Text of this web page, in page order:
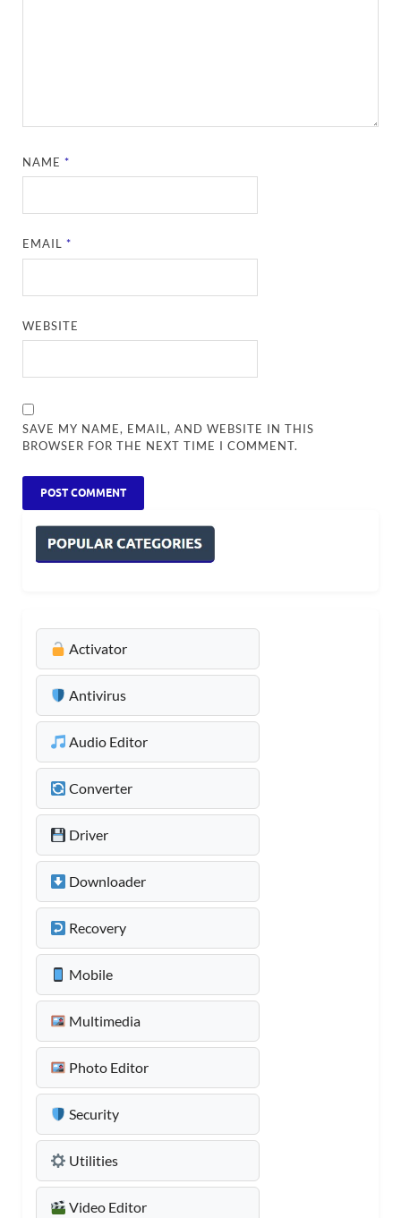
NAME*
EMAIL*
WEBSITE
SAVE MY NAME, EMAIL, AND WEBSITE IN THIS
BROWSER FOR THE NEXT TIME I COMMENT.
Activator
Antivirus
Audio Editor
Converter
Driver
Downloader
Recovery
Mobile
Multimedia
Photo Editor
Security
Utilities
Video Editor